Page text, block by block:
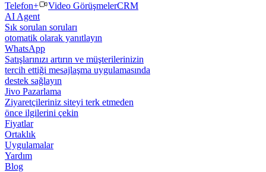
Telefon+
Video GörüşmelerCRM
AI Agent
Sık sorulan soruları
otomatik olarak yanıtlayın
WhatsApp
Satışlarınızı artırın ve müşterilerinizin
tercih ettiği mesajlaşma uygulamasında
destek sağlayın
Jivo Pazarlama
Ziyaretçileriniz siteyi terk etmeden
önce ilgilerini çekin
Fiyatlar
Ortaklık
Uygulamalar
Yardım
Blog